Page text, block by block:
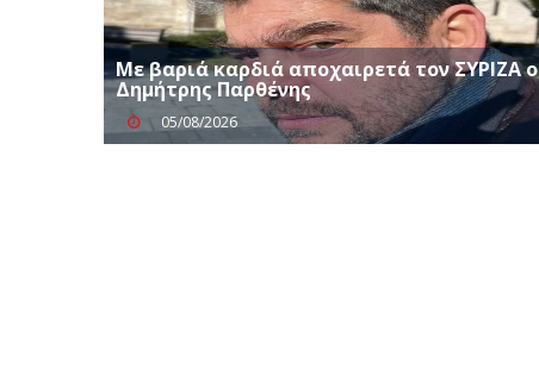
Με βαριά καρδιά αποχαιρετά τον ΣΥΡΙΖΑ ο
Δημήτρης Παρθένης
05/08/2026